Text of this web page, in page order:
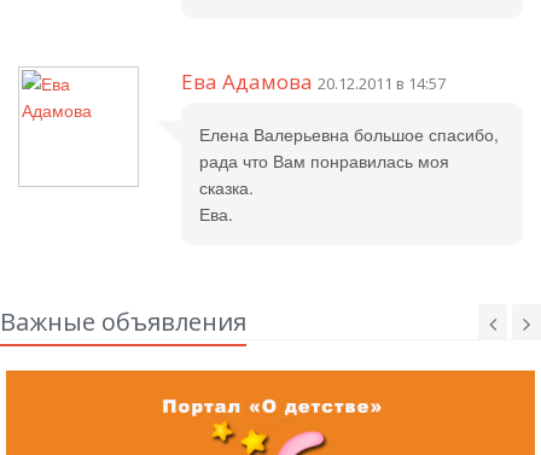
Ева Адамова 20.12.2011 в 14:57
Елена Валерьевна большое спасибо,
рада что Вам понравилась моя
сказка.
Ева.
Важные объявления